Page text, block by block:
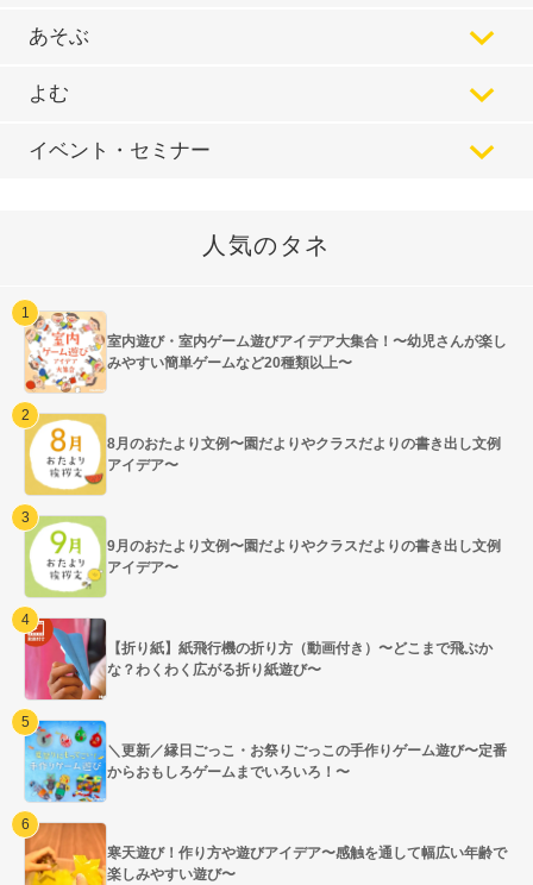
あそぶ
よむ
イベント・セミナー
人気のタネ
室内遊び・室内ゲーム遊びアイデア大集合！〜幼児さんが楽し
みやすい簡単ゲームなど20種類以上〜
8月のおたより文例〜園だよりやクラスだよりの書き出し文例
アイデア〜
9月のおたより文例〜園だよりやクラスだよりの書き出し文例
アイデア〜
【折り紙】紙飛行機の折り方（動画付き）〜どこまで飛ぶか
な？わくわく広がる折り紙遊び〜
＼更新／縁日ごっこ・お祭りごっこの手作りゲーム遊び〜定番
からおもしろゲームまでいろいろ！〜
寒天遊び！作り方や遊びアイデア〜感触を通して幅広い年齢で
楽しみやすい遊び〜